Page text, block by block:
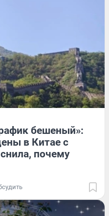
бешеный»:
в Китае с
почему